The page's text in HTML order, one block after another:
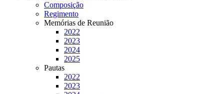
Composição
Regimento
Memórias de Reunião
2022
2023
2024
2025
Pautas
2022
2023